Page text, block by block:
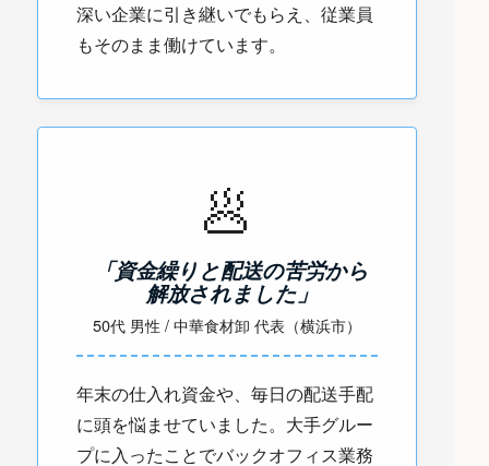
深い企業に引き継いでもらえ、従業員
もそのまま働けています。
🥟
「資金繰りと配送の苦労から
解放されました」
50代 男性 / 中華食材卸 代表（横浜市）
年末の仕入れ資金や、毎日の配送手配
に頭を悩ませていました。大手グルー
プに入ったことでバックオフィス業務